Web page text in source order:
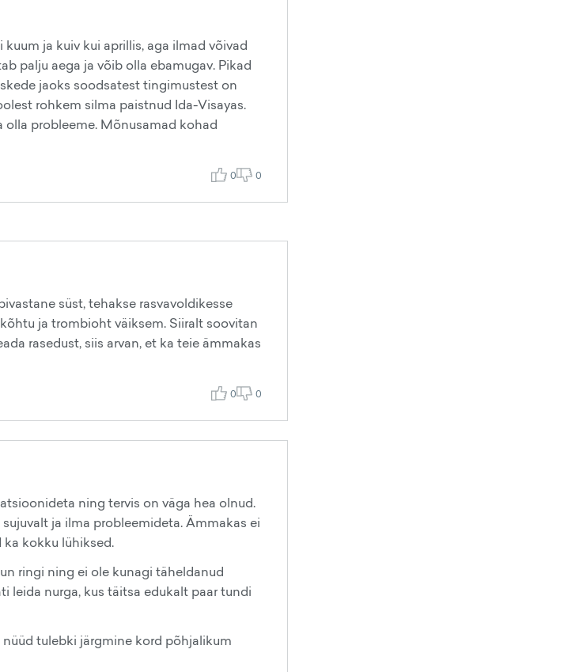
ja kuiv kui aprillis, aga ilmad võivad
palju aega ja võib olla ebamugav. Pikad
jaoks soodsatest tingimustest on
rohkem silma paistnud Ida-Visayas.
olla probleeme. Mõnusamad kohad
0 0
süst, tehakse rasvavoldikesse
ja trombioht väiksem. Siiralt soovitan
rasedust, siis arvan, et ka teie ämmakas
0 0
ning tervis on väga hea olnud.
ja ilma probleemideta. Ämmakas ei
kokku lühiksed.
ringi ning ei ole kunagi täheldanud
leida nurga, kus täitsa edukalt paar tundi
tulebki järgmine kord põhjalikum